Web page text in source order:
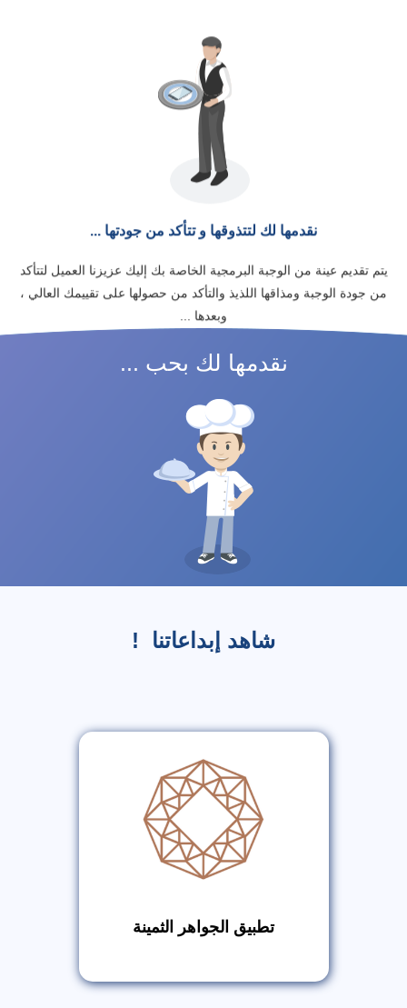
نقدمها لك لتتذوقها و تتأكد من جودتها ...
يتم تقديم عينة من الوجبة البرمجية الخاصة بك إليك عزيزنا العميل لتتأكد
من جودة الوجبة ومذاقها اللذيذ والتأكد من حصولها على تقييمك العالي ،
وبعدها ...
نقدمها لك بحب ...
شاهد إبداعاتنا !
تطبيق الجواهر الثمينة